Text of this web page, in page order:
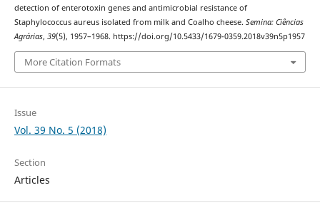
detection of enterotoxin genes and antimicrobial resistance of
Staphylococcus aureus isolated from milk and Coalho cheese. Semina: Ciências
Agrárias, 39(5), 1957–1968. https://doi.org/10.5433/1679-0359.2018v39n5p1957
More Citation Formats
Issue
Vol. 39 No. 5 (2018)
Section
Articles